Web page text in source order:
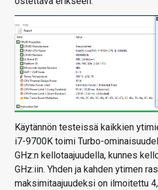
Käytännön testeissä kaikkien
i7-9700K toimi Turbo-
GHz:n kellotaajuudella, kunnes
GHz:iin. Yhden ja kahden ytimen
maksimitaajuudeksi on ilmoitettu